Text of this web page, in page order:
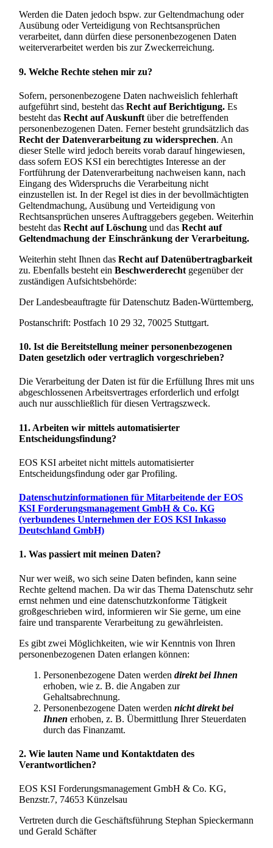
Werden die Daten jedoch bspw. zur Geltendmachung oder
Ausübung oder Verteidigung von Rechtsansprüchen
verarbeitet, dann dürfen diese personenbezogenen Daten
weiterverarbeitet werden bis zur Zweckerreichung.
9. Welche Rechte stehen mir zu?
Sofern, personenbezogene Daten nachweislich fehlerhaft
aufgeführt sind, besteht das Recht auf Berichtigung. Es
besteht das Recht auf Auskunftüber die betreffenden
personenbezogenen Daten. Ferner besteht grundsätzlich das
Recht der Datenverarbeitung zu widersprechen. An
dieser Stelle wird jedoch bereits vorab darauf hingewiesen,
dass sofern EOS KSI ein berechtigtes Interesse an der
Fortführung der Datenverarbeitung nachweisen kann, nach
Eingang des Widerspruchs die Verarbeitung nicht
einzustellen ist. In der Regel ist dies in der bevollmächtigten
Geltendmachung, Ausübung und Verteidigung von
Rechtsansprüchen unseres Auftraggebers gegeben. Weiterhin
besteht das Recht auf Löschungund das Recht auf
Geltendmachung der Einschränkung der Verarbeitung.
Weiterhin steht Ihnen das Recht auf Datenübertragbarkeit
zu. Ebenfalls besteht ein Beschwerderechtgegenüber der
zuständigen Aufsichtsbehörde:
Der Landesbeauftragte für Datenschutz Baden-Württemberg,
Postanschrift: Postfach 10 29 32, 70025 Stuttgart.
10. Ist die Bereitstellung meiner personenbezogenen
Daten gesetzlich oder vertraglich vorgeschrieben?
Die Verarbeitung der Daten ist für die Erfüllung Ihres mit uns
abgeschlossenen Arbeitsvertrages erforderlich und erfolgt
auch nur ausschließlich für diesen Vertragszweck.
11. Arbeiten wir mittels automatisierter
Entscheidungsfindung?
EOS KSI arbeitet nicht mittels automatisierter
Entscheidungsfindung oder gar Profiling.
Datenschutzinformationen für Mitarbeitende der EOS
KSI Forderungsmanagement GmbH & Co. KG
(verbundenes Unternehmen der EOS KSI Inkasso
Deutschland GmbH)
1. Was passiert mit meinen Daten?
Nur wer weiß, wo sich seine Daten befinden, kann seine
Rechte geltend machen. Da wir das Thema Datenschutz sehr
ernst nehmen und eine datenschutzkonforme Tätigkeit
großgeschrieben wird, informieren wir Sie gerne, um eine
faire und transparente Verarbeitung zu gewährleisten.
Es gibt zwei Möglichkeiten, wie wir Kenntnis von Ihren
personenbezogenen Daten erlangen können:
Personenbezogene Daten werden direkt bei Ihnen
erhoben, wie z. B. die Angaben zur
Gehaltsabrechnung.
Personenbezogene Daten werden nicht direkt bei
Ihnen erhoben, z. B. Übermittlung Ihrer Steuerdaten
durch das Finanzamt.
2. Wie lauten Name und Kontaktdaten des
Verantwortlichen?
EOS KSI Forderungsmanagement GmbH & Co. KG,
Benzstr.7, 74653 Künzelsau
Vertreten durch die Geschäftsführung Stephan Spieckermann
und Gerald Schäfter